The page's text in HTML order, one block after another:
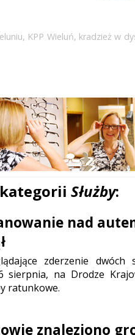
, KPP Wieluń, kradzież w
Służby:
nad
zderzenie dwóch
sierpnia, na Drodze
ratunkowe.
znaleziono